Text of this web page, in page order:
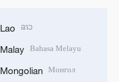
Lao ລາວ
Malay Bahasa Melayu
Mongolian Монгол